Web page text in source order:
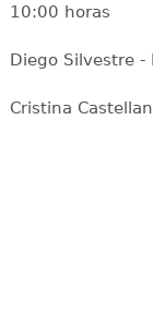
10:00 horas
Diego Silvestre -
Cristina